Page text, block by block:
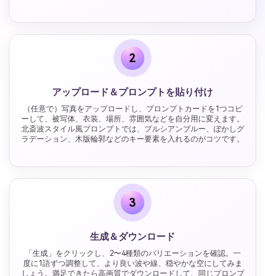
2
アップロード＆プロンプトを貼り付け
（任意で）写真をアップロードし、プロンプトカードを1つコピ
ーして、被写体、衣装、場所、雰囲気などを自分用に変えます。
北斎波スタイル風プロンプトでは、プルシアンブルー、ぼかしグ
ラデーション、木版輪郭などのキー要素を入れるのがコツです。
3
生成＆ダウンロード
「生成」をクリックし、2〜4種類のバリエーションを確認。一
度に1語ずつ調整して、より良い波や線、穏やかな空にしてみま
しょう。満足できたら高画質でダウンロードして、同じプロンプ